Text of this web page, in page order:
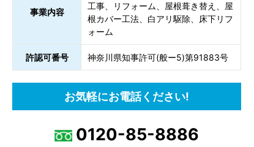
事業内容
工事、リフォーム、屋根葺き替え、屋
根カバー工法、白アリ駆除、床下リフ
ォーム
許認可番号 神奈川県知事許可(般ー5)第91883号
お気軽にお電話ください!
0120-85-8886